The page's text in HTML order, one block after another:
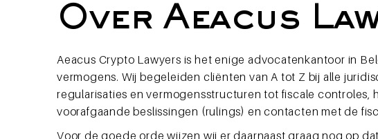
Over Aeacus
Aeacus Crypto Lawyers is het enige advocatenkantoor in
vermogens. Wij begeleiden cliënten van A tot Z bij alle
regularisaties en vermogensstructuren tot fiscale controles,
voorafgaande beslissingen (rulings) en contacten met de
Voor de goede orde wijzen wij er daarnaast graag nog op